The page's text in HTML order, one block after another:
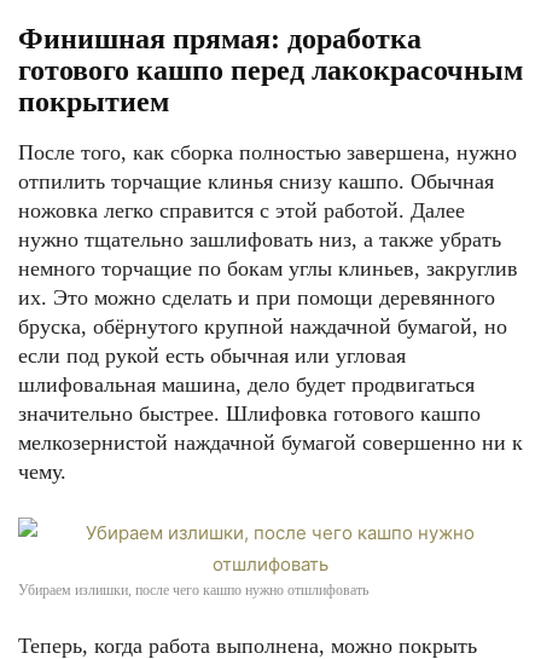
Финишная прямая: доработка
готового кашпо перед лакокрасочным
покрытием
После того, как сборка полностью завершена, нужно
отпилить торчащие клинья снизу кашпо. Обычная
ножовка легко справится с этой работой. Далее
нужно тщательно зашлифовать низ, а также убрать
немного торчащие по бокам углы клиньев, закруглив
их. Это можно сделать и при помощи деревянного
бруска, обёрнутого крупной наждачной бумагой, но
если под рукой есть обычная или угловая
шлифовальная машина, дело будет продвигаться
значительно быстрее. Шлифовка готового кашпо
мелкозернистой наждачной бумагой совершенно ни к
чему.
Убираем излишки, после чего кашпо нужно отшлифовать
Теперь, когда работа выполнена, можно покрыть